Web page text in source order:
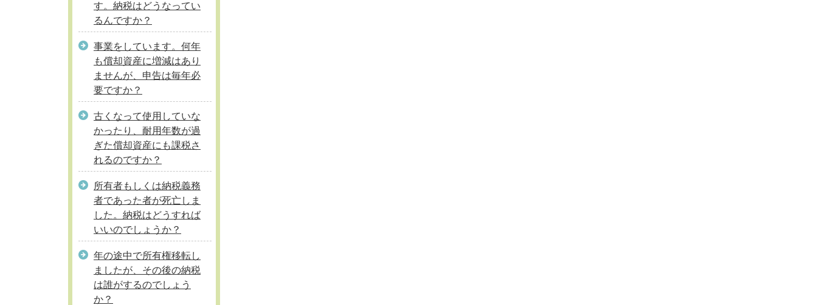
す。納税はどうなってい
るんですか？
事業をしています。何年
も償却資産に増減はあり
ませんが、申告は毎年必
要ですか？
古くなって使用していな
かったり、耐用年数が過
ぎた償却資産にも課税さ
れるのですか？
所有者もしくは納税義務
者であった者が死亡しま
した。納税はどうすれば
いいのでしょうか？
年の途中で所有権移転し
ましたが、その後の納税
は誰がするのでしょう
か？